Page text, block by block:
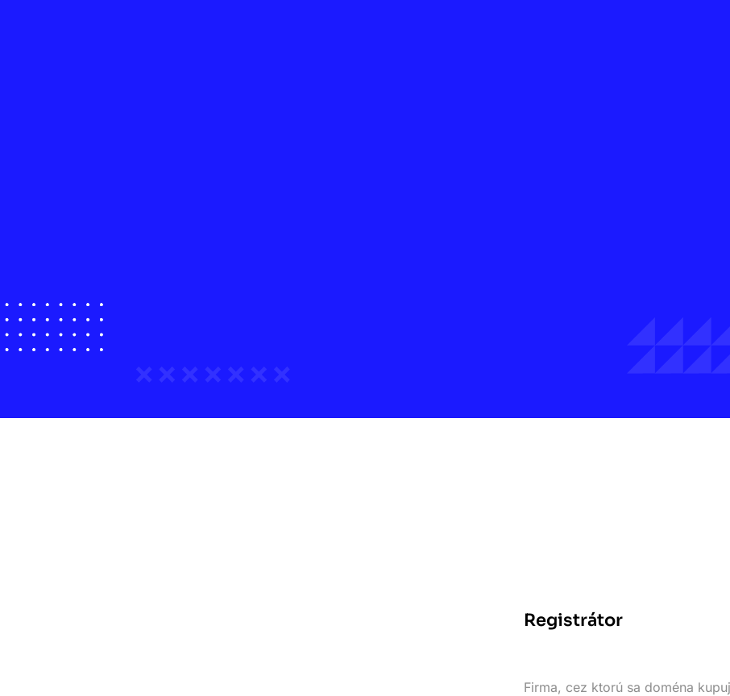
Registrátor
Firma, cez ktorú sa doména